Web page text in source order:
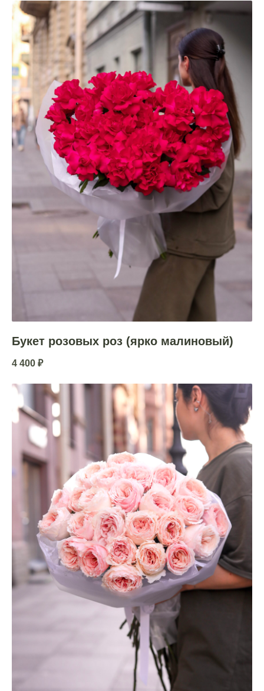
Букет розовых роз (ярко малиновый)
4 400 ₽